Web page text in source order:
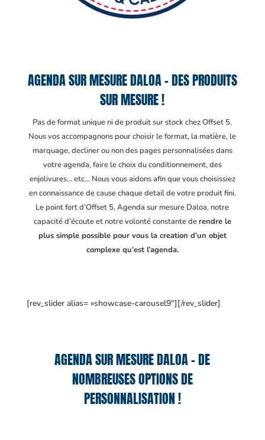
AGENDA SUR MESURE DALOA – DES PRODUITS
SUR MESURE !
Pas de format unique ni de produit sur stock chez Offset 5.
Nous vos accompagnons pour choisir le format, la matière, le
marquage, decliner ou non des pages personnalisées dans
votre agenda, faire le choix du conditionnement, des
enjolivures… etc… Nous vous aidons afin que vous choisissiez
en connaissance de cause chaque detail de votre produit fini.
Le point fort d’Offset 5, Agenda sur mesure Daloa, notre
capacité d’écoute et notre volonté constante derendre le
plus simple possible pour vous la creation d’un objet
complexe qu’est l’agenda.
[rev_slider alias= »showcase-carousel9″][/rev_slider]
AGENDA SUR MESURE DALOA – DE
NOMBREUSES OPTIONS DE
PERSONNALISATION !